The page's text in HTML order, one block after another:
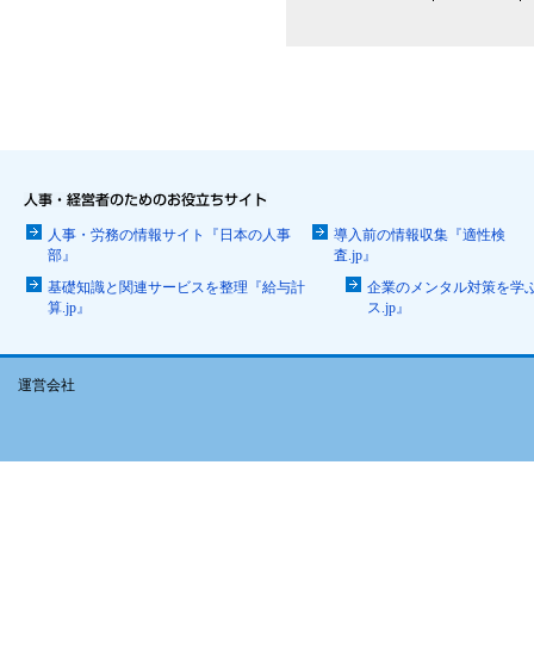
人事・労務の情報サイト『日本の人事
部』
導入前の情報収集『適性検
査.jp』
基礎知識と関連サービスを整理『給与計
算.jp』
企業のメンタル対策を学
ス.jp』
運営会社